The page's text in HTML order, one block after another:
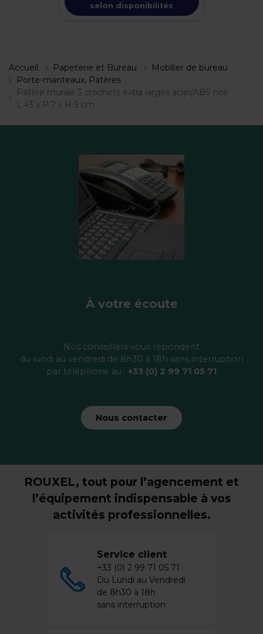
selon disponibilités
Accueil Papeterie et Bureau
Mobilier de bureau
Porte-manteaux, Patères
Patère murale 3 crochets extra larges acier/ABS noir
L.43 x P.7 x H.9 cm
À votre écoute
Nos conseillers vous répondent
du lundi au vendredi de 8h30 à 18h sans interruption
par téléphone au : +33 (0) 2 99 71 05 71
Nous contacter
ROUXEL, tout pour l’agencement et
l’équipement indispensable à vos
activités professionnelles.
Service client
+33 (0) 2 99 71 05 71
Du Lundi au Vendredi
de 8h30 à 18h
sans interruption